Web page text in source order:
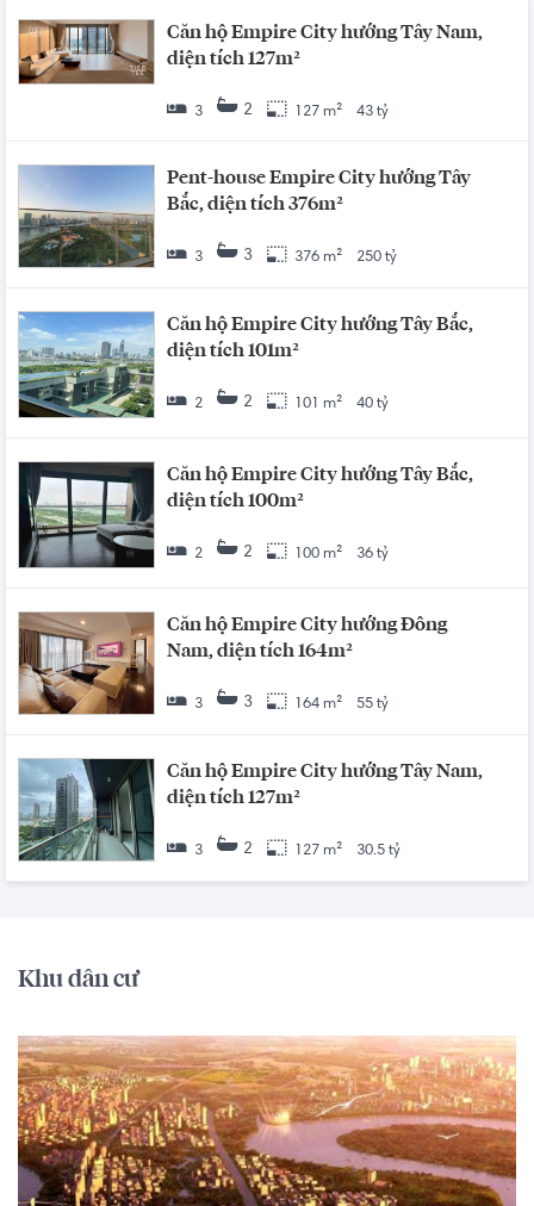
Căn hộ Empire City hướng Tây Nam,
diện tích 127m²
3 2 127 m² 43 tỷ
Pent-house Empire City hướng Tây
Bắc, diện tích 376m²
3 3 376 m² 250 tỷ
Căn hộ Empire City hướng Tây Bắc,
diện tích 101m²
2 2 101 m² 40 tỷ
Căn hộ Empire City hướng Tây Bắc,
diện tích 100m²
2 2 100 m² 36 tỷ
Căn hộ Empire City hướng Đông
Nam, diện tích 164m²
3 3 164 m² 55 tỷ
Căn hộ Empire City hướng Tây Nam,
diện tích 127m²
3 2 127 m² 30.5 tỷ
Khu dân cư